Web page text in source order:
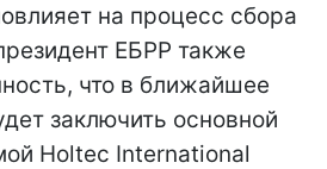
на процесс сбора
ЕБРР также
что в ближайшее
заключить основной
Holtec International